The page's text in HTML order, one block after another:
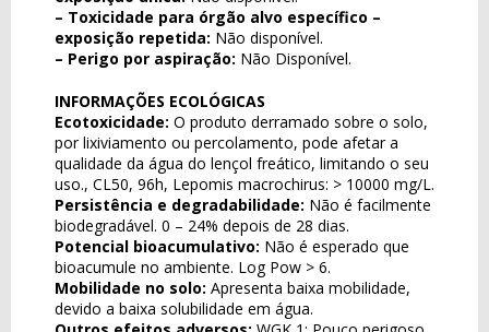
– Toxicidade para órgão alvo específico –
exposição repetida: Não disponível.
– Perigo por aspiração: Não Disponível.
INFORMAÇÕES ECOLÓGICAS
Ecotoxicidade: O produto derramado sobre o solo,
por lixiviamento ou percolamento, pode afetar a
qualidade da água do lençol freático, limitando o seu
uso., CL50, 96h, Lepomis macrochirus: > 10000 mg/L.
Persistência e degradabilidade: Não é facilmente
biodegradável. 0 – 24% depois de 28 dias.
Potencial bioacumulativo: Não é esperado que
bioacumule no ambiente. Log Pow > 6.
Mobilidade no solo: Apresenta baixa mobilidade,
devido a baixa solubilidade em água.